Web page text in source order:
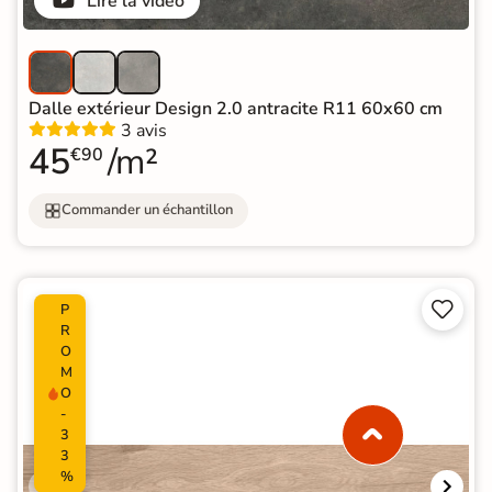
Dalle extérieur Design 2.0 antracite R11 60x60 cm
3 avis
45€90 /m²
Commander un échantillon
P
R
O
M
O
-
3
3
%

